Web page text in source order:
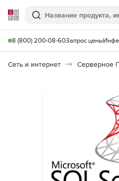
Softline
Поиск
8 (800) 200-08-60Запрос цены
Сеть и интернет Серверное